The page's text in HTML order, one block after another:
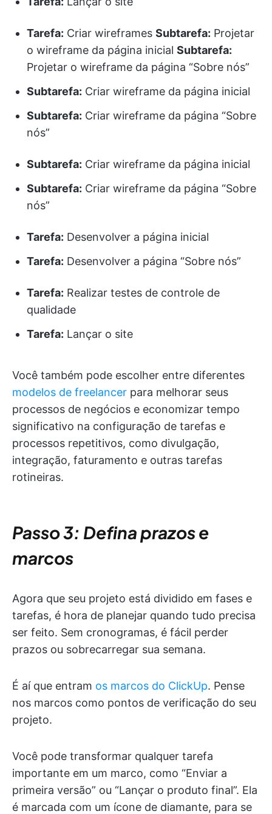
Tarefa: Criar wireframes Subtarefa: Projetar
o wireframe da página inicial Subtarefa:
Projetar o wireframe da página “Sobre nós”
Subtarefa: Criar wireframe da página inicial
Subtarefa: Criar wireframe da página “Sobre
nós”
Subtarefa: Criar wireframe da página inicial
Subtarefa: Criar wireframe da página “Sobre
nós”
Tarefa: Desenvolver a página inicial
Tarefa: Desenvolver a página “Sobre nós”
Tarefa: Realizar testes de controle de
qualidade
Tarefa: Lançar o site
Você também pode escolher entre diferentes
modelos de freelancer para melhorar seus
processos de negócios e economizar tempo
significativo na configuração de tarefas e
processos repetitivos, como divulgação,
integração, faturamento e outras tarefas
rotineiras.
Passo 3: Defina prazos e
marcos
Agora que seu projeto está dividido em fases e
tarefas, é hora de planejar quando tudo precisa
ser feito. Sem cronogramas, é fácil perder
prazos ou sobrecarregar sua semana.
É aí que entram os marcos do ClickUp. Pense
nos marcos como pontos de verificação do seu
projeto.
Você pode transformar qualquer tarefa
importante em um marco, como “Enviar a
primeira versão” ou “Lançar o produto final”. Ela
é marcada com um ícone de diamante, para se